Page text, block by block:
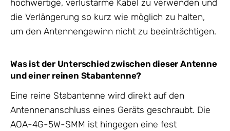
hochwertige, verlustarme Kabel zu verwenden und
die Verlängerung so kurz wie möglich zu halten,
um den Antennengewinn nicht zu beeinträchtigen.
Was ist der Unterschied zwischen dieser Antenne
und einer reinen Stabantenne?
Eine reine Stabantenne wird direkt auf den
Antennenanschluss eines Geräts geschraubt. Die
AOA-4G-5W-SMM ist hingegen eine fest